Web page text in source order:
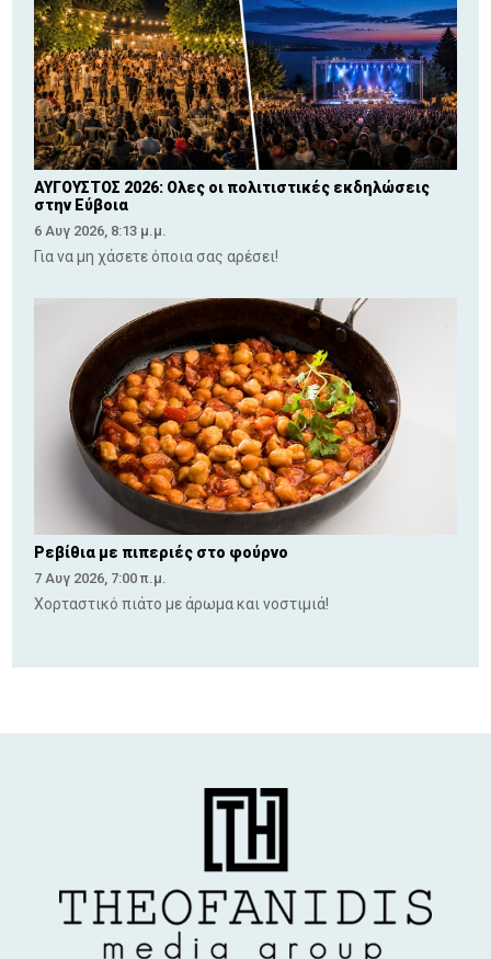
ΑΥΓΟΥΣΤΟΣ 2026: Ολες οι πολιτιστικές εκδηλώσεις
στην Εύβοια
6 Αυγ 2026, 8:13 μ.μ.
Για να μη χάσετε όποια σας αρέσει!
Ρεβίθια με πιπεριές στο φούρνο
7 Αυγ 2026, 7:00 π.μ.
Χορταστικό πιάτο με άρωμα και νοστιμιά!